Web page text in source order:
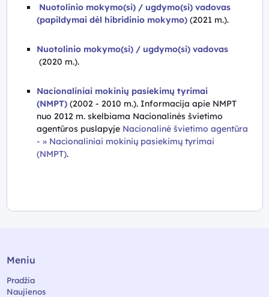
Nuotolinio mokymo(si) / ugdymo(si) vadovas
(papildymai dėl hibridinio mokymo) (2021 m.).
Nuotolinio mokymo(si) / ugdymo(si) vadovas
(2020 m.).
Nacionaliniai mokinių pasiekimų tyrimai
(NMPT) (2002 - 2010 m.). Informacija apie NMPT
nuo 2012 m. skelbiama Nacionalinės švietimo
agentūros puslapyje Nacionalinė švietimo agentūra
- » Nacionaliniai mokinių pasiekimų tyrimai
(NMPT).
Meniu
Pradžia
Naujienos